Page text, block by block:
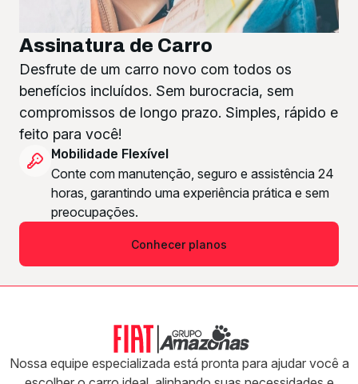
Assinatura de Carro
Desfrute de um carro novo com todos os
benefícios incluídos. Sem burocracia, sem
compromissos de longo prazo. Simples, rápido e
feito para você!
Mobilidade Flexível
Conte com manutenção, seguro e assistência 24
horas, garantindo uma experiência prática e sem
preocupações.
Conhecer planos
Nossa equipe especializada está pronta para ajudar você a